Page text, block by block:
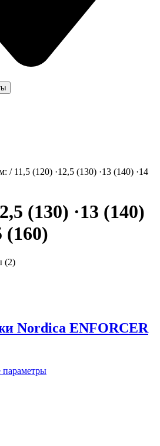
/ 11,5 (120) ·12,5 (130) ·13 (140) ·14
(130) ·13 (140)
(160)
(2)
Nordica ENFORCER
Этот